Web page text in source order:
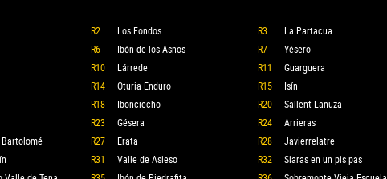
R2 Los Fondos R3 La Partacua
R6 Ibón de los Asnos R7 Yésero
R10 Lárrede R11 Guarguera
R14 Oturia Enduro R15 Isín
R18 Ibonciecho R20 Sallent-Lanuza
R23 Gésera R24 Arrieras
R27 Erata R28 Javierrelatre
R31 Valle de Asieso R32 Siaras en un pis pas